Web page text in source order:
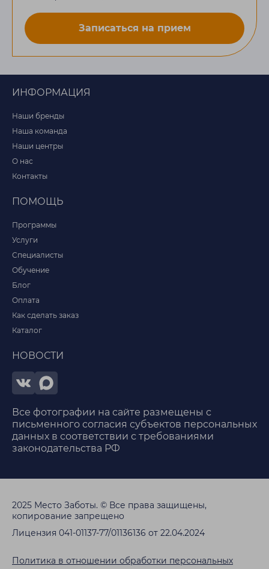
Записаться на прием
ИНФОРМАЦИЯ
Наши бренды
Наша команда
Наши центры
О нас
Контакты
ПОМОЩЬ
Программы
Услуги
Специалисты
Обучение
Блог
Оплата
Как сделать заказ
Каталог
НОВОСТИ
Все фотографии на сайте размещены с
письменного согласия субъектов персональных
данных в соответствии с требованиями
законодательства РФ
2025 Место Заботы. © Все права защищены,
копирование запрещено
Лицензия 041-01137-77/01136136 от 22.04.2024
Политика в отношении обработки персональных